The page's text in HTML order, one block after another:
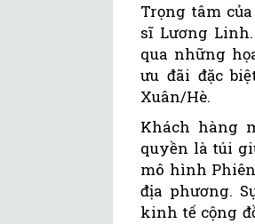
Trọng tâm
sĩ Lương
qua những
ưu đãi đặc
Xuân/Hè.
Khách hàng
quyền là túi
mô hình
địa phương.
kinh tế cộng